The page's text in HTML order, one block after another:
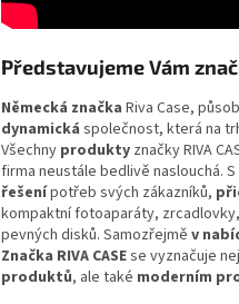
Představujeme Vám
Německá značka Riva Case,
dynamická společnost, která na
Všechny produkty značky RIVA
firma neustále bedlivě naslouchá. S
řešenípotřeb svých zákazníků,
kompaktní fotoaparáty,
pevných disků. Samozřejmě v
Značka RIVA CASEse vyznačuje
produktů, ale také moderním